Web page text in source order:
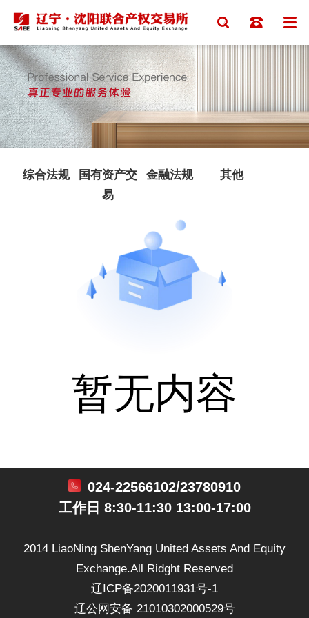
综合法规
国有资产交
易
金融法规 其他
暂无内容
024-22566102/23780910
工作日 8:30-11:30 13:00-17:00
2014 LiaoNing ShenYang United Assets And Equity
Exchange.All Ridght Reserved
辽ICP备2020011931号-1
辽公网安备 21010302000529号